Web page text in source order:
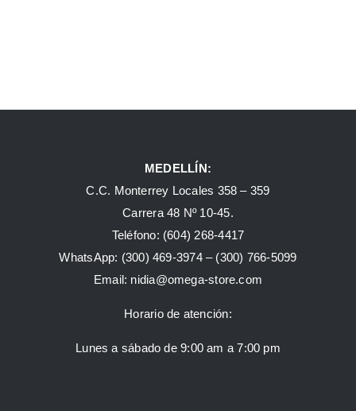
MEDELLÍN:
C.C. Monterrey Locales 358 – 359
Carrera 48 Nº 10-45.
Teléfono: (604) 268-4417
WhatsApp: (300) 469-3974 – (300) 766-5099
Email: nidia@omega-store.com
Horario de atención:
Lunes a sábado de 9:00 am a 7:00 pm